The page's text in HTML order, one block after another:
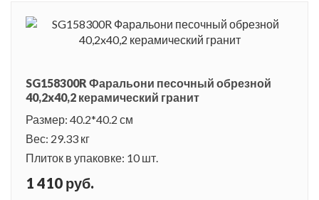
SG158300R Фаральони песочный обрезной
40,2x40,2 керамический гранит
Размер: 40.2*40.2 см
Вес: 29.33 кг
Плиток в упаковке: 10 шт.
1 410 руб.